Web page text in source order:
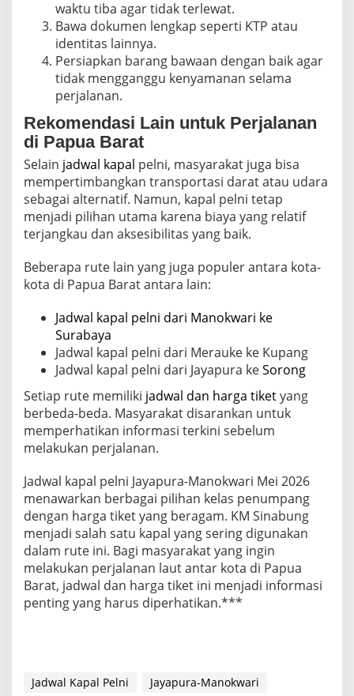
waktu tiba agar tidak terlewat.
Bawa dokumen lengkap seperti KTP atau
identitas lainnya.
Persiapkan barang bawaan dengan baik agar
tidak mengganggu kenyamanan selama
perjalanan.
Rekomendasi Lain untuk Perjalanan
di Papua Barat
Selain jadwal kapal pelni, masyarakat juga bisa
mempertimbangkan transportasi darat atau udara
sebagai alternatif. Namun, kapal pelni tetap
menjadi pilihan utama karena biaya yang relatif
terjangkau dan aksesibilitas yang baik.
Beberapa rute lain yang juga populer antara kota-
kota di Papua Barat antara lain:
Jadwal kapal pelni dari Manokwari ke
Surabaya
Jadwal kapal pelni dari Merauke ke Kupang
Jadwal kapal pelni dari Jayapura keSorong
Setiap rute memiliki jadwal dan harga tiketyang
berbeda-beda. Masyarakat disarankan untuk
memperhatikan informasi terkini sebelum
melakukan perjalanan.
Jadwal kapal pelni Jayapura-Manokwari Mei 2026
menawarkan berbagai pilihan kelas penumpang
dengan harga tiket yang beragam. KM Sinabung
menjadi salah satu kapal yang sering digunakan
dalam rute ini. Bagi masyarakat yang ingin
melakukan perjalanan laut antar kota di Papua
Barat, jadwal dan harga tiket ini menjadi informasi
penting yang harus diperhatikan.***
Jadwal Kapal Pelni Jayapura-Manokwari